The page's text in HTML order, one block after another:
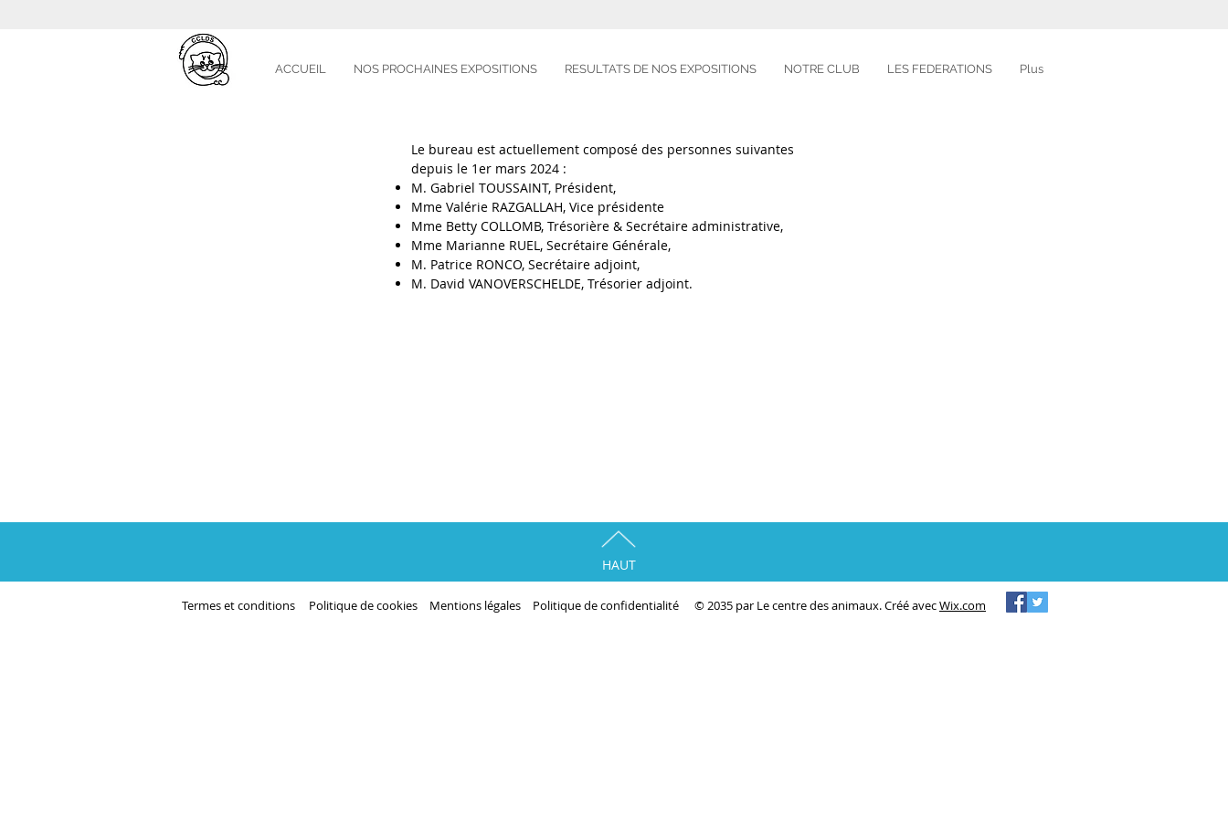
ACCUEIL NOS PROCHAINES EXPOSITIONS RESULTATS DE NOS EXPOSITIONS NOTRE CLUB LES FEDERATIONS Plus
Le bureau est actuellement composé des personnes suivantes
depuis le 1er mars 2024 :
M. Gabriel TOUSSAINT, Président,
Mme Valérie RAZGALLAH, Vice présidente
Mme Betty COLLOMB, Trésorière & Secrétaire administrative,
Mme Marianne RUEL, Secrétaire Générale,
M. Patrice RONCO, Secrétaire adjoint,
M. David VANOVERSCHELDE, Trésorier adjoint.
HAUT
Termes et conditions Politique de cookies Mentions légales Politique de confidentialité © 2035 par Le centre des animaux. Créé avecWix.com